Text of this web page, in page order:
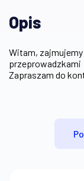
Opis
Witam,
przeprowadzkami
Zapraszam do